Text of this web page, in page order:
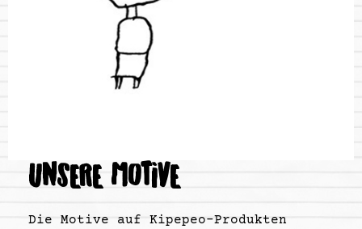
UNSERE MOTIVE
Die Motive auf Kipepeo-Produkten